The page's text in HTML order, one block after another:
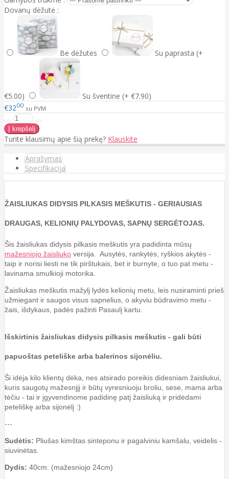
Dovanų dėžutė :
Be dėžutės Su paprasta (+
€5.00)
Su šventine (+ €7.90)
€3200 su PVM
Turite klausimų apie šią prekę? Klauskite
Aprašymas
Specifikacija
ŽAISLIUKAS DIDYSIS PILKASIS MEŠKUTIS - GERIAUSIAS
DRAUGAS, KELIONIŲ PALYDOVAS, SAPNŲ SERGĖTOJAS.
Šis žaisliukas didysis pilkasis meškutis yra padidinta mūsų
mažesniojo žaisliuko versija. Ausytės, rankytės, ryškios akytės -
taip ir norisi liesti ne tik pirštukais, bet ir burnyte, o tuo pat metu -
lavinama smulkioji motorika.
Žaisliukas meškutis mažylį lydės kelionių metu, leis nusiraminti prieš
užmiegant ir saugos visus sapnelius, o akyviu būdravimo metu -
žais, išdykaus, padės pažinti Pasaulį kartu.
Išskirtinis žaisliukas didysis pilkasis meškutis - gali būti
papuoštas peteliške arba balerinos sijonėliu.
Ši idėja kilo klientų dėka, nes atsirado poreikis didesniam žaisliukui,
kuris saugotų mažesnįjį ir būtų vyresniuoju broliu, sese, mama arba
tėčiu - tai ir įgyvendinome padidinę patį žaisliuką ir pridėdami
peteliškę arba sijonėlį :)
---
Sudėtis: Pliušas kimštas sinteponu ir pagalviniu kamšalu, veidelis -
siuvinėtas.
Dydis: 40cm. (mažesniojo 24cm)